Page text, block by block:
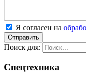
Я согласен на
Отправить
Поиск для:
Спецтехника